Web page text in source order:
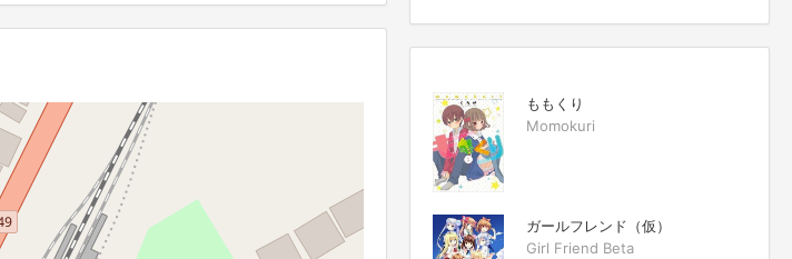
ももくり
Momokuri
ガールフレンド（仮）
Girl Friend Beta